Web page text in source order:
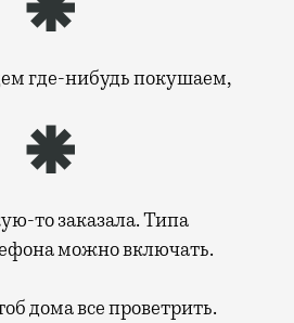
где-нибудь покушаем,
то заказала. Типа
можно включать.
дома все проветрить.